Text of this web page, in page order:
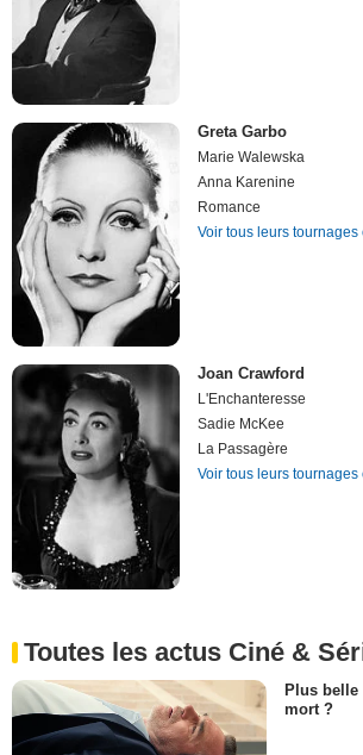
Greta Garbo
Marie Walewska
Anna Karenine
Romance
Voir tous leurs tournages
Joan Crawford
L'Enchanteresse
Sadie McKee
La Passagère
Voir tous leurs tournages
Toutes les actus Ciné &
Plus belle
mort ?